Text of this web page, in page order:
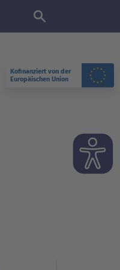
Kofinanziert von der
Europäischen Union